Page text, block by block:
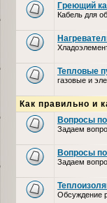
Греющий
Кабель для
Тепловые
газовые и
Как правильно и
Вопросы
Задаем
Вопросы
Задаем
Обсуждение